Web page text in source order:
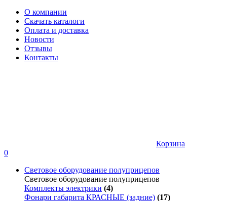
О компании
Скачать каталоги
Оплата и доставка
Новости
Отзывы
Контакты
Корзина
0
Световое оборудование полуприцепов
Световое оборудование полуприцепов
Комплекты электрики (4)
Фонари габарита КРАСНЫЕ (задние) (17)